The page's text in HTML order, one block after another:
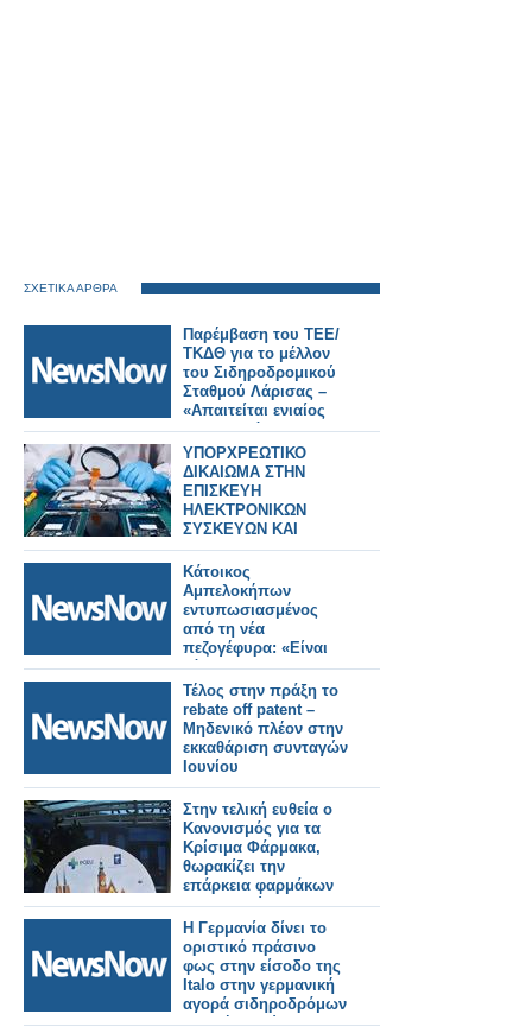
ΣΧΕΤΙΚΑ ΑΡΘΡΑ
Παρέμβαση του ΤΕΕ/
ΤΚΔΘ για το μέλλον
του Σιδηροδρομικού
Σταθμού Λάρισας –
«Απαιτείται ενιαίος
σχεδιασμός για την
πόλη».
ΥΠΟΡΧΡΕΩΤΙΚΟ
ΔΙΚΑΙΩΜΑ ΣΤΗΝ
ΕΠΙΣΚΕΥΗ
ΗΛΕΚΤΡΟΝΙΚΩΝ
ΣΥΣΚΕΥΩΝ ΚΑΙ
SPARTPHONES ΣΤΗΝ
ΕΛΛΑΔΑ
Κάτοικος
Αμπελοκήπων
εντυπωσιασμένος
από τη νέα
πεζογέφυρα: «Είναι
κόσμημα για την
πόλη»
Τέλος στην πράξη το
rebate off patent –
Μηδενικό πλέον στην
εκκαθάριση συνταγών
Ιουνίου
Στην τελική ευθεία ο
Κανονισμός για τα
Κρίσιμα Φάρμακα,
θωρακίζει την
επάρκεια φαρμάκων
στην Ευρώπη
Η Γερμανία δίνει το
οριστικό πράσινο
φως στην είσοδο της
Italo στην γερμανική
αγορά σιδηροδρόμων
υψηλής ταχύτητας.